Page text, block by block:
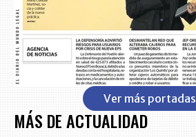
Ver más portadas
MÁS DE ACTUALIDAD